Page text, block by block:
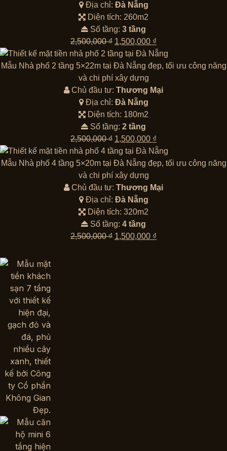
Địa chỉ: Đà Nẵng
Diện tích: 260m2
Số tầng: 3 tầng
2,500,000₫ Giá
gốc
là:
2,500,000 ₫.
1,500,000 ₫
hiện
tại
1,500,000 ₫.
Mẫu Nhà phố 2 tầng 5×22m tại Đà Nẵng đẹp, tối ưu công năng
và chi phí xây dựng
Chủ đầu tư: Thương Mại
Địa chỉ: Đà Nẵng
Diện tích: 180m2
Số tầng: 2 tầng
2,500,000₫ Giá
gốc
là:
2,500,000 ₫.
1,500,000 ₫
hiện
tại
1,500,000 ₫.
Mẫu Nhà phố 4 tầng 5×20m tại Đà Nẵng đẹp, tối ưu công năng
và chi phí xây dựng
Chủ đầu tư: Thương Mại
Địa chỉ: Đà Nẵng
Diện tích: 320m2
Số tầng: 4 tầng
2,500,000₫ Giá
1,500,000 ₫